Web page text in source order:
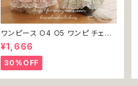
ワンピース O4 O5 ワンピ チェッ
ク プリーツ レース 女の子 犬 犬服
小型 猫 服 洋服 ペット dog ドッグ
ウェア おしゃれ かわいい 返品交
換不可
¥1,666
30%OFF